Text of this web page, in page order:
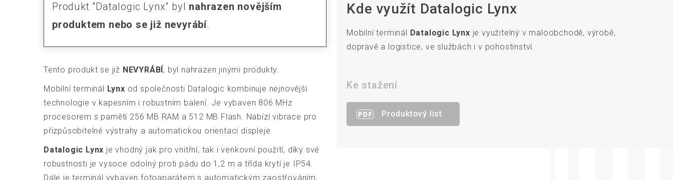
Produkt "Datalogic Lynx" byl nahrazen novějším
produktem nebo se již nevyrábí.
Tento produkt se již NEVYRÁBÍ , byl nahrazen jinými produkty.
Mobilní terminál
Lynx od společnosti Datalogic kombinuje nejnovější
technologie v kapesním i robustním balení. Je vybaven 806 MHz
procesorem s pamětí 256 MB RAM a 512 MB Flash. Nabízí vibrace pro
přizpůsobitelné výstrahy a automatickou orientaci displeje.
Datalogic Lynx je vhodný jak pro vnitřní, tak i venkovní použití, díky své
robustnosti je vysoce odolný proti pádu do 1,2 m a třída krytí je IP54.
Dále je terminál vybaven fotoaparátem s automatickým zaostřováním,
Kde využít Datalogic Lynx
Mobilní terminál Datalogic Lynx je využitelný v maloobchodě, výrobě,
dopravě a logistice, ve službách i v pohostinství.
Ke stažení
Produktový list